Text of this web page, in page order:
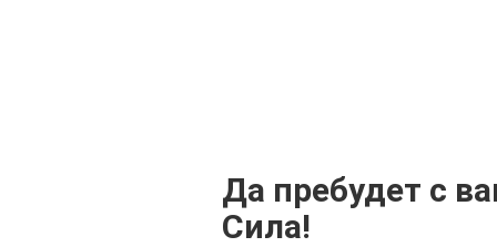
Да пребудет с
Сила!